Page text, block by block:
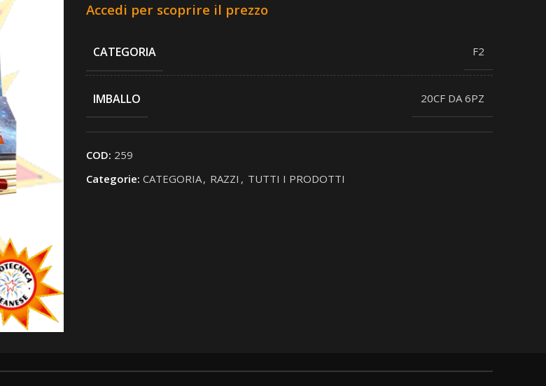
Accedi per scoprire il prezzo
CATEGORIA F2
IMBALLO 20CF DA 6PZ
COD: 259
Categorie: CATEGORIA, RAZZI , TUTTI I PRODOTTI